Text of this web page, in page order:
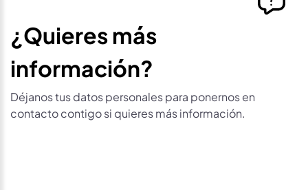
¿Quieres más
información?
Déjanos tus datos personales para ponernos en
contacto contigo si quieres más información.